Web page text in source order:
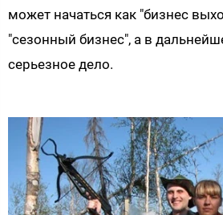
может начаться как "бизнес
"сезонный бизнес", а в
серьезное дело.